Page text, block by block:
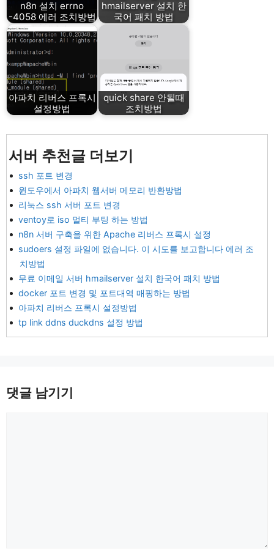
n8n 설치 errno
-4058 에러 조치방법
hmailserver 설치 한
국어 패치 방법
아파치 리버스 프록시
설정방법
quick share 안될때
조치방법
서버 추천글 더보기
ssh 포트 변경
윈도우에서 아파치 웹서버 메모리 반환방법
리눅스 ssh 서버 포트 변경
ventoy로 iso 멀티 부팅 하는 방법
n8n 서버 구축을 위한 Apache 리버스 프록시 설정
sudoers 설정 파일에 없습니다. 이 시도를 보고합니다 에러 조
치방법
무료 이메일 서버 hmailserver 설치 한국어 패치 방법
docker 포트 변경 및 포트대역 매핑하는 방법
아파치 리버스 프록시 설정방법
tp link ddns duckdns 설정 방법
댓글 남기기